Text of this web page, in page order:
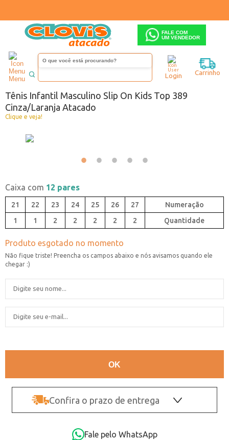
FALE COM
UM VENDEDOR
Menu Login Carrinho
Infantil Menino
Código:
Tênis Infantil Masculino Slip On Kids Top 389
Cinza/Laranja Atacado
Clique e veja!
Caixa com 12 pares
21 22 23 24 25 26
27
1
1 2 2 2 2 2 Quantidade
Confira o prazo de entrega
Fale pelo WhatsApp